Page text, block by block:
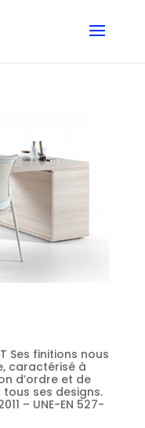
Ses finitions nous
caractérisé à
d’ordre et de
ses designs.
– UNE-EN 527-